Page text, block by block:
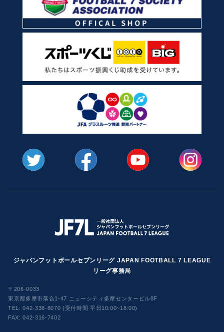
ジャパンフットボールセブンリーグ JAPAN FOOTBALL 7 LEAGUE
リーグ事務局
〒206-0033
東京都多摩市落合1-47 ニューシティ多摩センタービル8F
TEL:042-338-8070 (受付時間 平日10:00~18:00)
FAX: 042-316-7402